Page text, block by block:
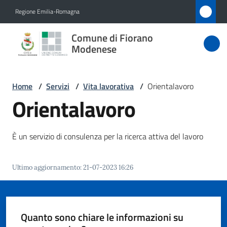
Regione Emilia-Romagna
Comune di Fiorano
Modenese
Comune
di Fiorano
Amministrazione
Novità
Servizi
Modenese
Home / Servizi / Vita lavorativa / Orientalavoro
Orientalavoro
È un servizio di consulenza per la ricerca attiva del lavoro
Ultimo aggiornamento:21-07-2023 16:26
Quanto sono chiare le informazioni su